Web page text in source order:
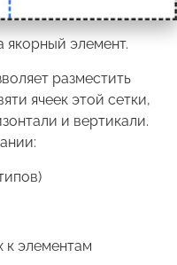
якорный элемент.
разместить
ячеек этой сетки,
и вертикали.
к элементам